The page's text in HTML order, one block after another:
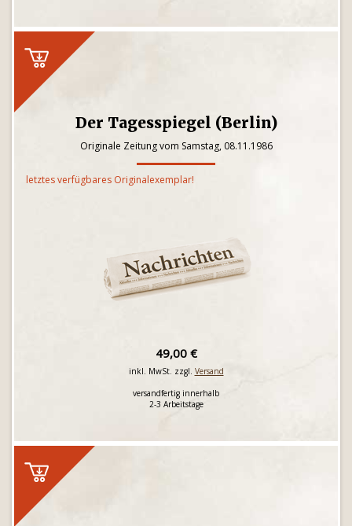
Der Tagesspiegel (Berlin)
Originale Zeitung vom Samstag, 08.11.1986
letztes verfügbares Originalexemplar!
49,00 €
inkl. MwSt. zzgl. Versand
versandfertig innerhalb
2-3 Arbeitstage